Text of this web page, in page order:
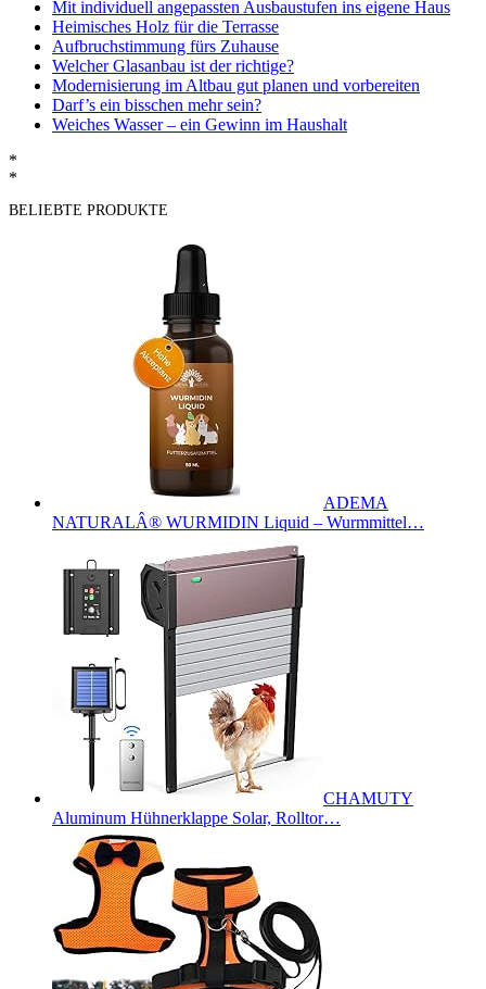
Mit individuell angepassten Ausbaustufen ins eigene Haus
Heimisches Holz für die Terrasse
Aufbruchstimmung fürs Zuhause
Welcher Glasanbau ist der richtige?
Modernisierung im Altbau gut planen und vorbereiten
Darf’s ein bisschen mehr sein?
Weiches Wasser – ein Gewinn im Haushalt
*
*
BELIEBTE PRODUKTE
ADEMA
NATURALÂ® WURMIDIN Liquid – Wurmmittel…
CHAMUTY
Aluminum Hühnerklappe Solar, Rolltor…